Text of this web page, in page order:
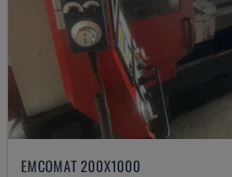
EMCOMAT 200X1000